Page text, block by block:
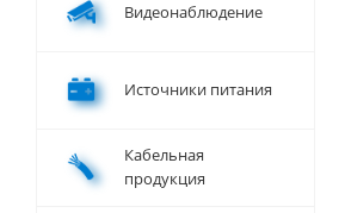
Видеонаблюдение
Источники питания
Кабельная
продукция